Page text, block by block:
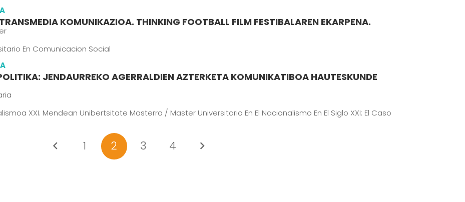
KOMUNIKAZIOA. THINKING FOOTBALL FILM FESTIBALAREN EKARPENA.
En Comunicacion Social
JENDAURREKO AGERRALDIEN AZTERKETA KOMUNIKATIBOA HAUTESKUNDE
XXI. Mendean Unibertsitate Masterra / Master Universitario En El Nacionalismo En El Siglo XXI: El Caso
1 2 3 4